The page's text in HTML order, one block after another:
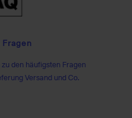
den häufigsten Fragen
Versand und Co.